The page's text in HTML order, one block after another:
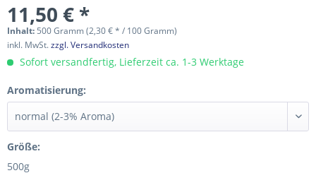
11,50 € *
Inhalt: 500 Gramm (2,30 € * / 100 Gramm)
inkl. MwSt.zzgl. Versandkosten
Sofort versandfertig, Lieferzeit ca. 1-3 Werktage
Aromatisierung:
Größe:
500g